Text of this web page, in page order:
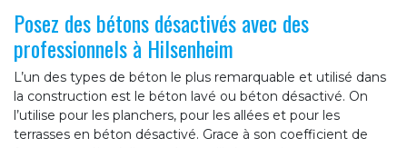
Posez des bétons désactivés avec des
professionnels à Hilsenheim
L’un des types de béton le plus remarquable et utilisé dans
la construction est le béton lavé ou béton désactivé. On
l’utilise pour les planchers, pour les allées et pour les
terrasses en béton désactivé. Grace à son coefficient de